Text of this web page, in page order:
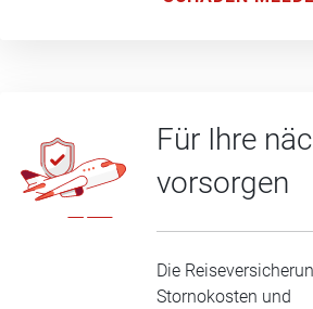
Für Ihre
vorsorgen
Die
Stornokosten und